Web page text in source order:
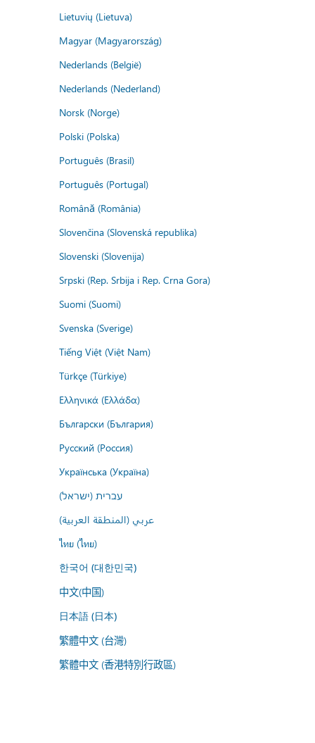
Lietuvių (Lietuva)
Magyar (Magyarország)
Nederlands (België)
Nederlands (Nederland)
Norsk (Norge)
Polski (Polska)
Português (Brasil)
Português (Portugal)
Română (România)
Slovenčina (Slovenská republika)
Slovenski (Slovenija)
Srpski (Rep. Srbija i Rep. Crna Gora)
Suomi (Suomi)
Svenska (Sverige)
Tiếng Việt (Việt Nam)
Türkçe (Türkiye)
Ελληνικά (Ελλάδα)
Български (България)
Русский (Россия)
Українська (Україна)
עברית (ישראל)
عربي (المنطقة العربية)
ไทย (ไทย)
한국어 (대한민국)
中文(中国)
日本語 (日本)
繁體中文 (台灣)
繁體中文 (香港特別行政區)